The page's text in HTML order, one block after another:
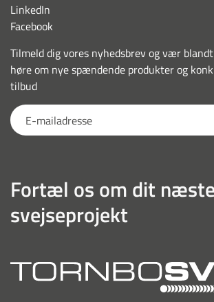
LinkedIn
Facebook
Tilmeld dig vores nyhedsbrev og vær
høre om nye spændende produkter og
tilbud
Fortæl os om dit næste
svejseprojekt